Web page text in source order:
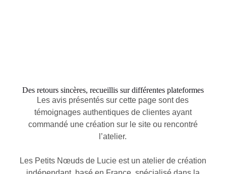
Des retours sincères, recueillis sur différentes plateformes
Les avis présentés sur cette page sont des
témoignages authentiques de clientes ayant
commandé une création sur le site ou rencontré
l’atelier.
Les Petits Nœuds de Lucie est un atelier de création